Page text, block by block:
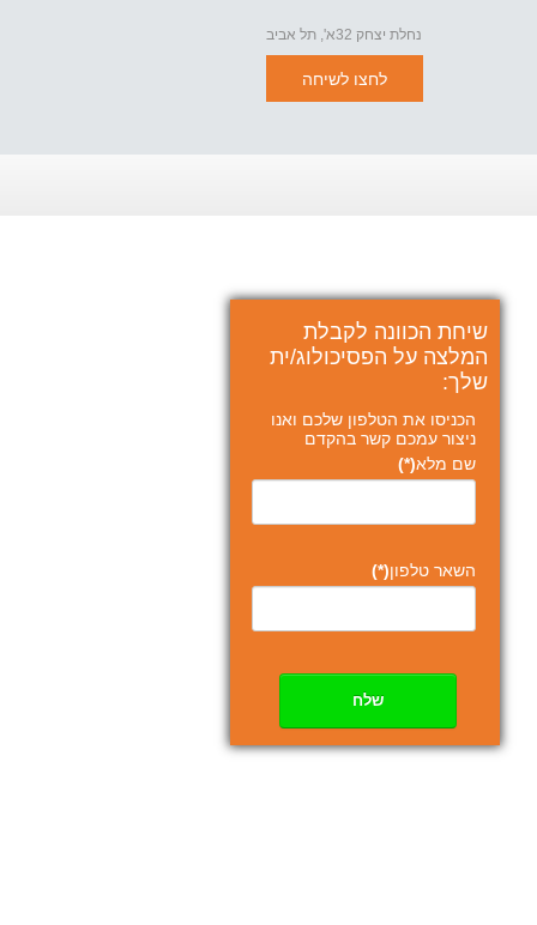
נחלת יצחק 32א', תל אביב
לחצו לשיחה
שיחת הכוונה לקבלת
המלצה על הפסיכולוג/ית
שלך:
הכניסו את הטלפון שלכם ואנו
ניצור עמכם קשר בהקדם
שם מלא(*)
השאר טלפון(*)
שלח